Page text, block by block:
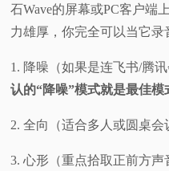
石Wave的屏幕或PC客户端
力雄厚，你完全可以当它录
1. 降噪（如果是连飞书/腾
认的“降噪”模式就是最佳模
2. 全向（适合多人或圆桌会
3. 心形（重点拾取正前方声